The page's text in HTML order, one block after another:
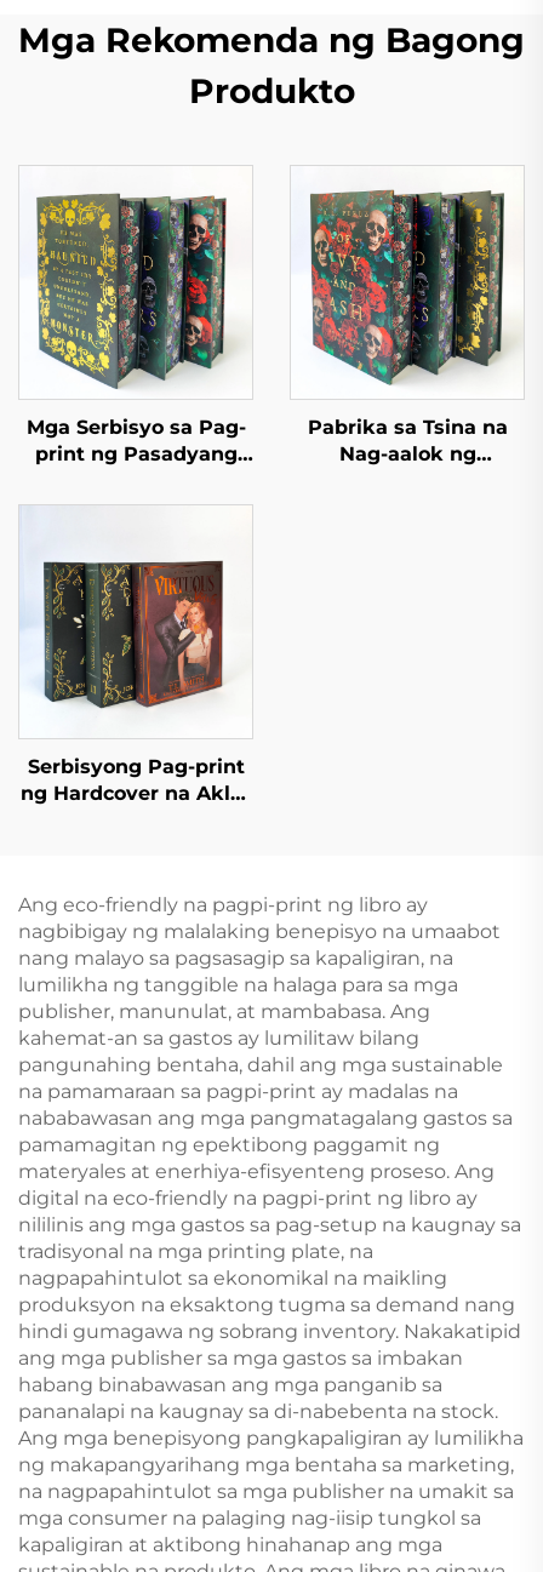
Mga Rekomenda ng Bagong
Produkto
Mga Serbisyo sa Pag-
print ng Pasadyang
Offset, Hardcover, at
Gilid, Nobela na may
Dust Jacket
Pabrika sa Tsina na
Nag-aalok ng
Serbisyong Pag-print
ng Hardcover na Aklat
Gilid
Ang eco-friendly na pagpi-print ng libro ay
nagbibigay ng malalaking benepisyo na umaabot
nang malayo sa pagsasagip sa kapaligiran, na
lumilikha ng tanggible na halaga para sa mga
publisher, manunulat, at mambabasa. Ang
kahemat-an sa gastos ay lumilitaw bilang
pangunahing bentaha, dahil ang mga sustainable
na pamamaraan sa pagpi-print ay madalas na
nababawasan ang mga pangmatagalang gastos sa
pamamagitan ng epektibong paggamit ng
materyales at enerhiya-efisyenteng proseso. Ang
digital na eco-friendly na pagpi-print ng libro ay
nililinis ang mga gastos sa pag-setup na kaugnay sa
tradisyonal na mga printing plate, na
nagpapahintulot sa ekonomikal na maikling
produksyon na eksaktong tugma sa demand nang
hindi gumagawa ng sobrang inventory. Nakakatipid
ang mga publisher sa mga gastos sa imbakan
habang binabawasan ang mga panganib sa
pananalapi na kaugnay sa di-nabebenta na stock.
Ang mga benepisyong pangkapaligiran ay lumilikha
ng makapangyarihang mga bentaha sa marketing,
na nagpapahintulot sa mga publisher na umakit sa
mga consumer na palaging nag-iisip tungkol sa
kapaligiran at aktibong hinahanap ang mga